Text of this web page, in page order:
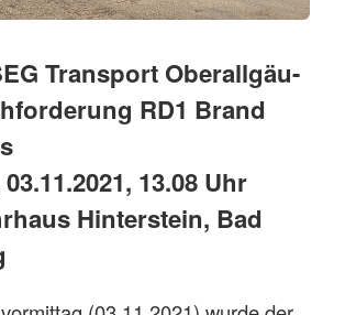
Transport Oberallgäu-
RD1 Brand
13.08 Uhr
Hinterstein, Bad